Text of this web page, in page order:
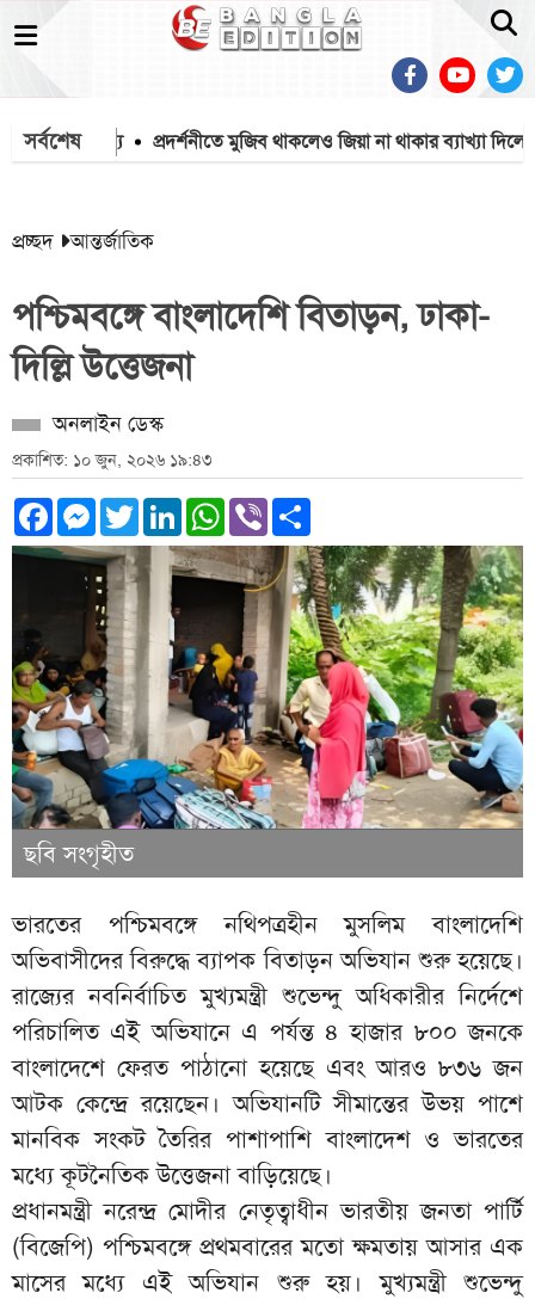
সর্বশেষ
মৃত্যু প্রদর্শনীতে মুজিব থাকলেও জিয়া না থাকার ব্যাখ্যা দিলেন
প্রচ্ছদ আন্তর্জাতিক
পশ্চিমবঙ্গে বাংলাদেশি বিতাড়ন, ঢাকা-
দিল্লি উত্তেজনা
অনলাইন ডেস্ক
প্রকাশিত: ১০ জুন, ২০২৬ ১৯:৪৩
Facebook
Messenger
TwitterLinkedInWhatsApp
Viber
ছবি সংগৃহীত
ভারতের পশ্চিমবঙ্গে নথিপত্রহীন মুসলিম বাংলাদেশি
অভিবাসীদের বিরুদ্ধে ব্যাপক বিতাড়ন অভিযান শুরু হয়েছে।
রাজ্যের নবনির্বাচিত মুখ্যমন্ত্রী শুভেন্দু অধিকারীর নির্দেশে
পরিচালিত এই অভিযানে এ পর্যন্ত ৪ হাজার ৮০০ জনকে
বাংলাদেশে ফেরত পাঠানো হয়েছে এবং আরও ৮৩৬ জন
আটক কেন্দ্রে রয়েছেন। অভিযানটি সীমান্তের উভয় পাশে
মানবিক সংকট তৈরির পাশাপাশি বাংলাদেশ ও ভারতের
মধ্যে কূটনৈতিক উত্তেজনা বাড়িয়েছে।
প্রধানমন্ত্রী নরেন্দ্র মোদীর নেতৃত্বাধীন ভারতীয় জনতা পার্টি
(বিজেপি) পশ্চিমবঙ্গে প্রথমবারের মতো ক্ষমতায় আসার এক
মাসের মধ্যে এই অভিযান শুরু হয়। মুখ্যমন্ত্রী শুভেন্দু